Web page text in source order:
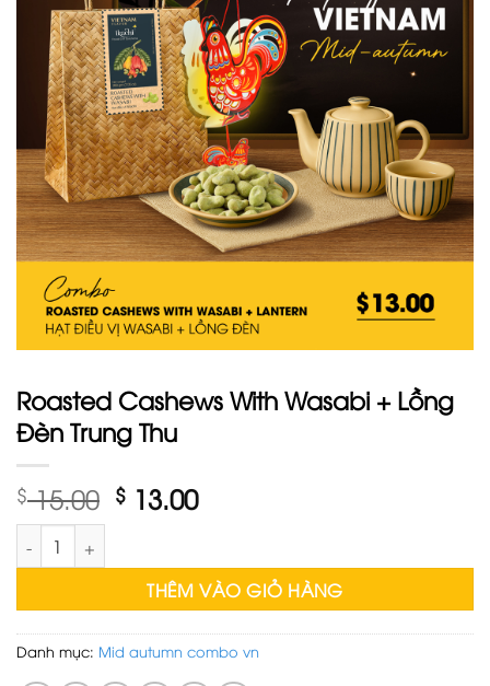
Roasted Cashews With Wasabi + Lồng
Đèn Trung Thu
$15.00 Giá
gốc
$ 15.00.
$ 13.00Giá
là:
$ 13.00.
Roasted Cashews With Wasabi + Lồng Đèn Trung Thu số lượng
THÊM VÀO GIỎ HÀNG
Danh mục: Mid autumn combo vn